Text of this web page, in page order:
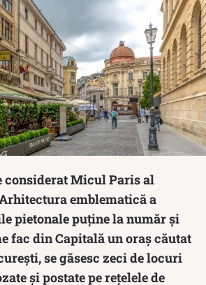
considerat Micul Paris al
emblematică a
pietonale puține la număr și
fac din Capitală un oraș căutat
se găsesc zeci de locuri
și postate pe rețelele de